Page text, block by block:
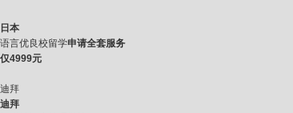
日本
语言优良校留学申请全套服务
仅4999元
迪拜
迪拜